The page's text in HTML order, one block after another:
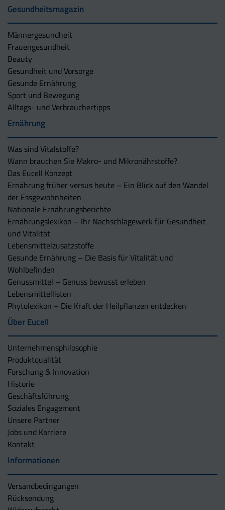
Gesundheitsmagazin
Männergesundheit
Frauengesundheit
Beauty
Gesundheit und Vorsorge
Gesunde Ernährung
Sport und Bewegung
Alltags- und Verbrauchertipps
Ernährung
Was sind Vitalstoffe?
Wann brauchen Sie Makro- und Mikronährstoffe?
Das Eucell Konzept
Ernährung früher versus heute – Ein Blick auf den Wandel
der Essgewohnheiten
Nationale Ernährungsberichte
Ernährungslexikon – Ihr Nachschlagewerk für Gesundheit
und Vitalität
Lebensmittelzusatzstoffe
Gesunde Ernährung – Die Basis für Vitalität und
Wohlbefinden
Genussmittel – Genuss bewusst erleben
Lebensmittellisten
Phytolexikon – Die Kraft der Heilpflanzen entdecken
Über Eucell
Unternehmens­philosophie
Produktqualität
Forschung & Innovation
Historie
Geschäftsführung
Soziales Engagement
Unsere Partner
Jobs und Karriere
Kontakt
Informationen
Versandbedingungen
Rücksendung